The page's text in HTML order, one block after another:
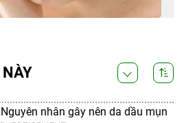
Nguyên nhân gây nên da dầu mụn